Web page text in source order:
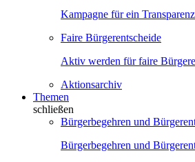
Kampagne für ein
Faire Bürgerentscheide
Aktiv werden für faire
Aktionsarchiv
Themen
schließen
Bürgerbegehren und
Bürgerbegehren und